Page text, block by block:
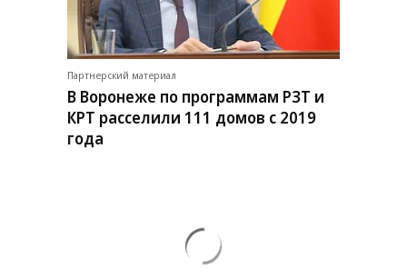
Партнерский материал
В Воронеже по программам РЗТ и
КРТ расселили 111 домов с 2019
года